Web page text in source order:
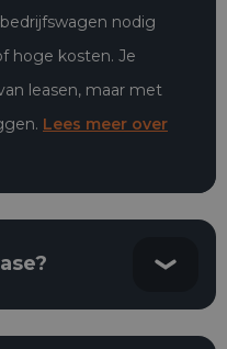
nodig
hoge kosten. Je
leasen, maar met
Lees meer over